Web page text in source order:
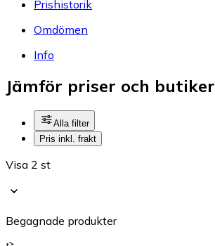
Prishistorik
Omdömen
Info
Jämför priser och butiker
Alla filter
Pris inkl. frakt
Visa 2 st
Begagnade produkter